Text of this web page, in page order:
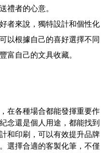
禮者的心意。
者來說，獨特設計和個性化
以根據自己的喜好選擇不同
富自己的文具收藏。
在各種場合都能發揮重要作
念還是個人用途，都能找到
和印刷，可以有效提升品牌
選擇合適的客製化筆，不僅